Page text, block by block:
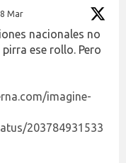
Mar
nacionales no
ese rollo. Pero
imagine-
203784931533